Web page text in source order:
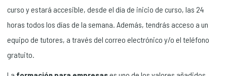
curso y estará accesible, desde el día de inicio de curso, las 24
horas todos los días de la semana. Además, tendrás acceso a un
equipo de tutores, a través del correo electrónico y/o el teléfono
gratuito.